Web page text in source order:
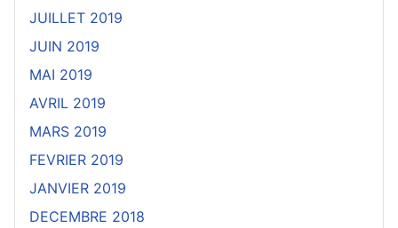
JUILLET 2019
JUIN 2019
MAI 2019
AVRIL 2019
MARS 2019
FEVRIER 2019
JANVIER 2019
DECEMBRE 2018